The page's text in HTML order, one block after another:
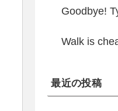
Goodbye!
Walk is
最近の投稿